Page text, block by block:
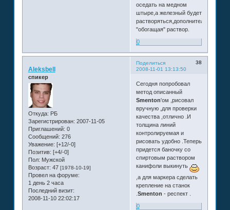
оседать на медном
штыре,а железный будет
растворяться,дополнительно
"обогащая" раствор.
0
Поделиться
38
2008-11-01 13:13:50
Aleksbell
спикер
Откуда: РБ
Зарегистрирован: 2007-11-05
Приглашений: 0
Сообщений: 276
Уважение: [+12/-0]
Позитив: [+4/-0]
Пол: Мужской
Возраст: 47 [1978-10-19]
Провел на форуме:
1 день 2 часа
Последний визит:
2008-11-10 22:02:17
Сегодня попробовал
метод описанный
Smenton'ом ,рисовал
вручную ,для проверки
качества ,отлично .И
толщина линий
контролируемая и
рисовать удобно .Теперь
придется баночку со
спиртовым раствором
канифоли выкинуть
,а для маркера сделать
крепление на станок
Smenton - респект .
0